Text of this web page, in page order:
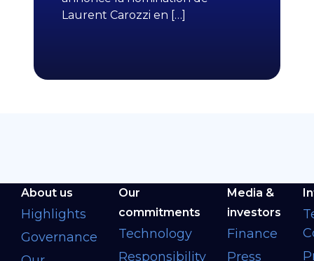
Laurent Carozzi en […]
About us
Highlights
Governance
Our
commitments
Technology
Responsibility
Media &
investors
Finance
Press